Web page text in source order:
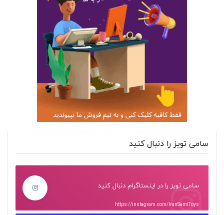
سامی تویز را دنبال کنید
سامی تویز را در اینستاگرام دنبال کنید
https://instagram.com/IranSamiToys